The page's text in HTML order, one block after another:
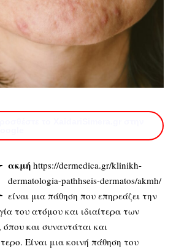
ακμή https://dermedica.gr/klinikh-
dermatologia-pathhseis-dermatos/akmh/
είναι μια πάθηση που επηρεάζει την
του ατόμου και ιδιαίτερα των
και συναντάται και
Είναι μια κοινή πάθηση του